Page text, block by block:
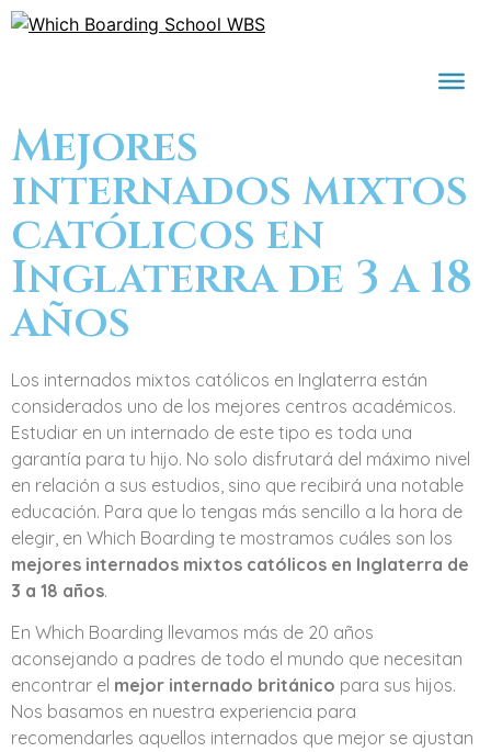
Mejores
internados mixtos
católicos en
Inglaterra de 3 a 18
años
Los internados mixtos católicos en Inglaterra están
considerados uno de los mejores centros académicos.
Estudiar en un internado de este tipo es toda una
garantía para tu hijo. No solo disfrutará del máximo nivel
en relación a sus estudios, sino que recibirá una notable
educación. Para que lo tengas más sencillo a la hora de
elegir, en Which Boarding te mostramos cuáles son los
mejores internados mixtos católicos en Inglaterra de
3 a 18 años.
En Which Boarding llevamos más de 20 años
aconsejando a padres de todo el mundo que necesitan
encontrar el mejor internado británico para sus hijos.
Nos basamos en nuestra experiencia para
recomendarles aquellos internados que mejor se ajustan